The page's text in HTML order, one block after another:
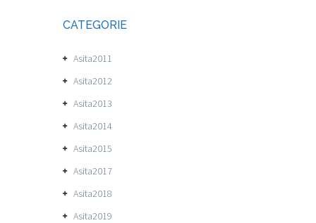
CATEGORIE
Asita2011
Asita2012
Asita2013
Asita2014
Asita2015
Asita2017
Asita2018
Asita2019